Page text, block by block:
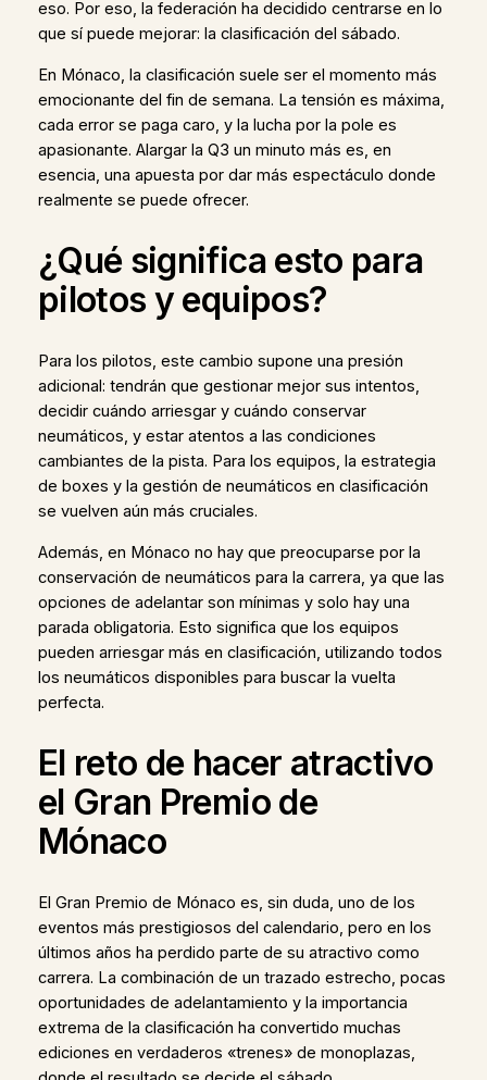
eso. Por eso, la federación ha decidido centrarse en lo
que sí puede mejorar: la clasificación del sábado.
En Mónaco, la clasificación suele ser el momento más
emocionante del fin de semana. La tensión es máxima,
cada error se paga caro, y la lucha por la pole es
apasionante. Alargar la Q3 un minuto más es, en
esencia, una apuesta por dar más espectáculo donde
realmente se puede ofrecer.
¿Qué significa esto para
pilotos y equipos?
Para los pilotos, este cambio supone una presión
adicional: tendrán que gestionar mejor sus intentos,
decidir cuándo arriesgar y cuándo conservar
neumáticos, y estar atentos a las condiciones
cambiantes de la pista. Para los equipos, la estrategia
de boxes y la gestión de neumáticos en clasificación
se vuelven aún más cruciales.
Además, en Mónaco no hay que preocuparse por la
conservación de neumáticos para la carrera, ya que las
opciones de adelantar son mínimas y solo hay una
parada obligatoria. Esto significa que los equipos
pueden arriesgar más en clasificación, utilizando todos
los neumáticos disponibles para buscar la vuelta
perfecta.
El reto de hacer atractivo
el Gran Premio de
Mónaco
El Gran Premio de Mónaco es, sin duda, uno de los
eventos más prestigiosos del calendario, pero en los
últimos años ha perdido parte de su atractivo como
carrera. La combinación de un trazado estrecho, pocas
oportunidades de adelantamiento y la importancia
extrema de la clasificación ha convertido muchas
ediciones en verdaderos «trenes» de monoplazas,